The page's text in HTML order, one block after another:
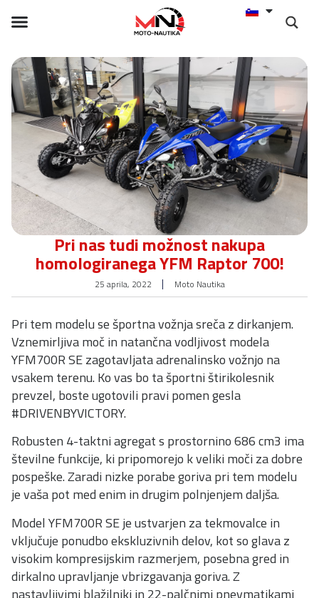
Pri nas tudi možnost nakupa
homologiranega YFM Raptor 700!
25 aprila, 2022 Moto Nautika
Pri tem modelu se športna vožnja sreča z dirkanjem.
Vznemirljiva moč in natančna vodljivost modela
YFM700R SE zagotavljata adrenalinsko vožnjo na
vsakem terenu. Ko vas bo ta športni štirikolesnik
prevzel, boste ugotovili pravi pomen gesla
#DRIVENBYVICTORY.
Robusten 4-taktni agregat s prostornino 686 cm3 ima
številne funkcije, ki pripomorejo k veliki moči za dobre
pospeške. Zaradi nizke porabe goriva pri tem modelu
je vaša pot med enim in drugim polnjenjem daljša.
Model YFM700R SE je ustvarjen za tekmovalce in
vključuje ponudbo ekskluzivnih delov, kot so glava z
visokim kompresijskim razmerjem, posebna gred in
dirkalno upravljanje vbrizgavanja goriva. Z
nastavljivimi blažilniki in 22-palčnimi pnevmatikami